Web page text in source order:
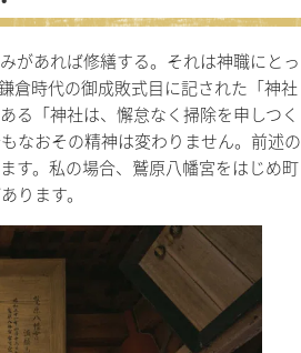
あれば修繕する。それは神職にとっ
倉時代の御成敗式目に記された「神社
る「神社は、懈怠なく掃除を申しつく
なおその精神は変わりません。前述の
す。私の場合、鷲原八幡宮をはじめ町
ります。